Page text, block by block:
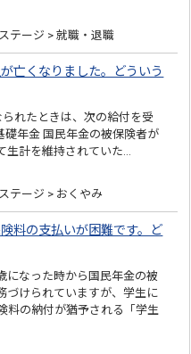
テージ > 就職・退職
亡くなりました。どういう
れたときは、次の給付を受
礎年金 国民年金の被保険者が
生計を維持されていた…
テージ > おくやみ
料の支払いが困難です。ど
になった時から国民年金の被
づけられていますが、学生に
料の納付が猶予される「学生